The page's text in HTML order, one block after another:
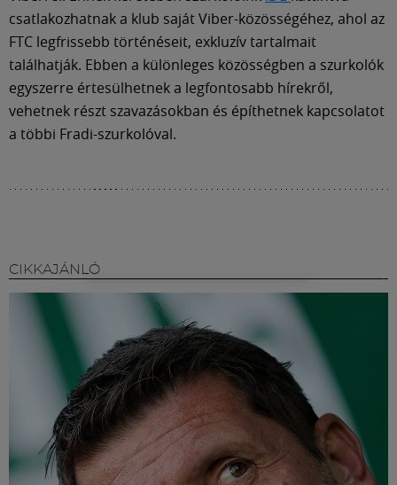
csatlakozhatnak a klub saját Viber-közösségéhez, ahol az
FTC legfrissebb történéseit, exkluzív tartalmait
találhatják. Ebben a különleges közösségben a szurkolók
egyszerre értesülhetnek a legfontosabb hírekről,
vehetnek részt szavazásokban és építhetnek kapcsolatot
a többi Fradi-szurkolóval.
CIKKAJÁNLÓ